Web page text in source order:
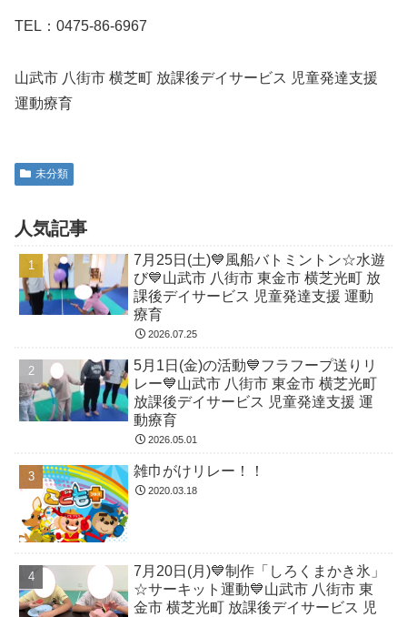
TEL：0475-86-6967
山武市 八街市 横芝町 放課後デイサービス 児童発達支援
運動療育
未分類
人気記事
7月25日(土)💙風船バトミントン☆水遊
び💙山武市 八街市 東金市 横芝光町 放
課後デイサービス 児童発達支援 運動
療育
2026.07.25
5月1日(金)の活動💙フラフープ送りリ
レー💙山武市 八街市 東金市 横芝光町
放課後デイサービス 児童発達支援 運
動療育
2026.05.01
雑巾がけリレー！！
2020.03.18
7月20日(月)💙制作「しろくまかき氷」
☆サーキット運動💙山武市 八街市 東
金市 横芝光町 放課後デイサービス 児